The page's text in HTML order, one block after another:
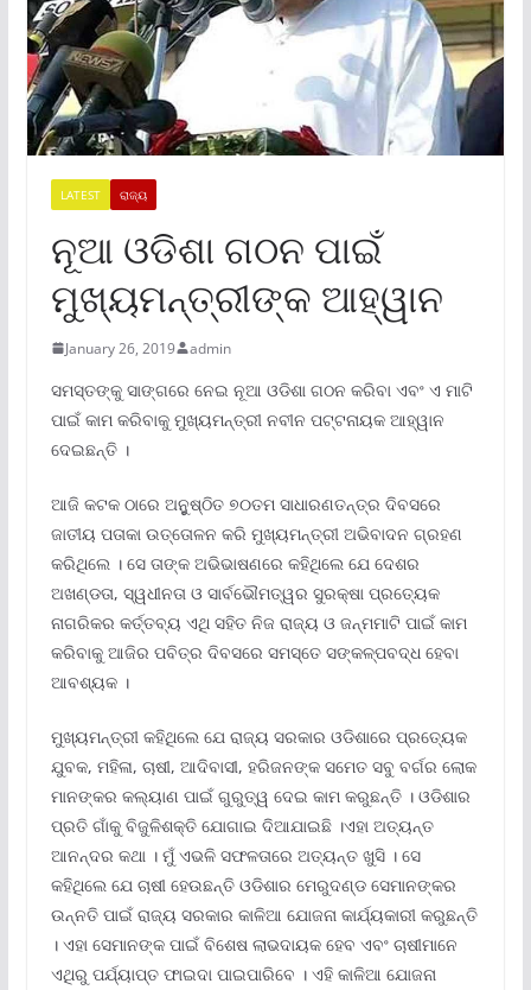
LATEST ରାଜ୍ୟ
ନୂଆ ଓଡିଶା ଗଠନ ପାଇଁ
ମୁଖ୍ୟମନ୍ତ୍ରୀଙ୍କ ଆହ୍ୱାନ
January 26, 2019 admin
ସମସ୍ତଙ୍କୁ ସାଙ୍ଗରେ ନେଇ ନୂଆ ଓଡିଶା ଗଠନ କରିବା ଏବଂ ଏ ମାଟି
ପାଇଁ କାମ କରିବାକୁ ମୁଖ୍ୟମନ୍ତ୍ରୀ ନବୀନ ପଟ୍ଟନାୟକ ଆହ୍ୱାନ
ଦେଇଛନ୍ତି ।
ଆଜି କଟକ ଠାରେ ଅନୁୁଷ୍ଠିତ ୭୦ତମ ସାଧାରଣତନ୍ତ୍ର ଦିବସରେ
ଜାତୀୟ ପତାକା ଉତ୍ତୋଳନ କରି ମୁଖ୍ୟମନ୍ତ୍ରୀ ଅଭିବାଦନ ଗ୍ରହଣ
କରିଥିଲେ । ସେ ତାଙ୍କ ଅଭିଭାଷଣରେ କହିଥିଲେ ଯେ ଦେଶର
ଅଖଣ୍ଡତା, ସ୍ୱଧୀନତା ଓ ସାର୍ବଭୌମତ୍ୱର ସୁରକ୍ଷା ପ୍ରତ୍ୟେକ
ନାଗରିକର କର୍ତ୍ତବ୍ୟ ଏଥି ସହିତ ନିଜ ରାଜ୍ୟ ଓ ଜନ୍ମମାଟି ପାଇଁ କାମ
କରିବାକୁ ଆଜିର ପବିତ୍ର ଦିବସରେ ସମସ୍ତେ ସଙ୍କଳ୍ପବଦ୍ଧ ହେବା
ଆବଶ୍ୟକ ।
ମୁଖ୍ୟମନ୍ତ୍ରୀ କହିଥିଲେ ଯେ ରାଜ୍ୟ ସରକାର ଓଡିଶାରେ ପ୍ରତ୍ୟେକ
ଯୁବକ, ମହିଳା, ଚାଷୀ, ଆଦିବାସୀ, ହରିଜନଙ୍କ ସମେତ ସବୁ ବର୍ଗର ଲୋକ
ମାନଙ୍କର କଲ୍ୟାଣ ପାଇଁ ଗୁରୁତ୍ୱ ଦେଇ କାମ କରୁଛନ୍ତି । ଓଡିଶାର
ପ୍ରତି ଗାଁକୁ ବିଜୁଳିଶକ୍ତି ଯୋଗାଇ ଦିଆଯାଇଛି ।ଏହା ଅତ୍ୟନ୍ତ
ଆନନ୍ଦର କଥା । ମୁଁ ଏଭଳି ସଫଳତାରେ ଅତ୍ୟନ୍ତ ଖୁସି । ସେ
କହିଥିଲେ ଯେ ଚାଷୀ ହେଉଛନ୍ତି ଓଡିଶାର ମେରୁଦଣ୍ଡ ସେମାନଙ୍କର
ଉନ୍ନତି ପାଇଁ ରାଜ୍ୟ ସରକାର କାଳିଆ ଯୋଜନା କାର୍ଯ୍ୟକାରୀ କରୁଛନ୍ତି
। ଏହା ସେମାନଙ୍କ ପାଇଁ ବିଶେଷ ଲାଭଦାୟକ ହେବ ଏବଂ ଚାଷୀମାନେ
ଏଥିରୁ ପର୍ଯ୍ୟାପ୍ତ ଫାଇଦା ପାଇପାରିବେ । ଏହି କାଳିଆ ଯୋଜନା